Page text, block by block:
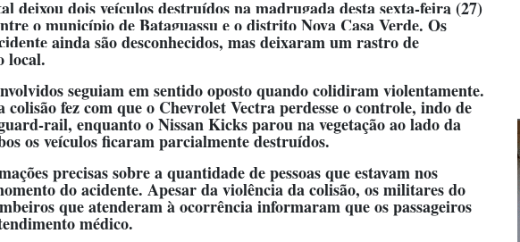
deixou dois veículos destruídos na madrugada desta sexta-feira (27)
o município de Bataguassu e o distrito Nova Casa Verde. Os
ainda são desconhecidos, mas deixaram um rastro de
local.
seguiam em sentido oposto quando colidiram violentamente.
colisão fez com que o Chevrolet Vectra perdesse o controle, indo de
rail, enquanto o Nissan Kicks parou na vegetação ao lado da
os veículos ficaram parcialmente destruídos.
precisas sobre a quantidade de pessoas que estavam nos
do acidente. Apesar da violência da colisão, os militares do
que atenderam à ocorrência informaram que os passageiros
médico.